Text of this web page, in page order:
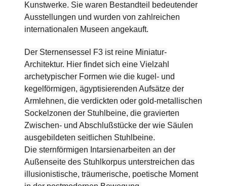
Kunstwerke. Sie waren Bestandteil bedeutender
Ausstellungen und wurden von zahlreichen
internationalen Museen angekauft.
Der Sternensessel F3 ist reine Miniatur-
Architektur. Hier findet sich eine Vielzahl
archetypischer Formen wie die kugel- und
kegelförmigen, ägyptisierenden Aufsätze der
Armlehnen, die verdickten oder gold-metallischen
Sockelzonen der Stuhlbeine, die gravierten
Zwischen- und Abschlußstücke der wie Säulen
ausgebildeten seitlichen Stuhlbeine.
Die sternförmigen Intarsienarbeiten an der
Außenseite des Stuhlkorpus unterstreichen das
illusionistische, träumerische, poetische Moment